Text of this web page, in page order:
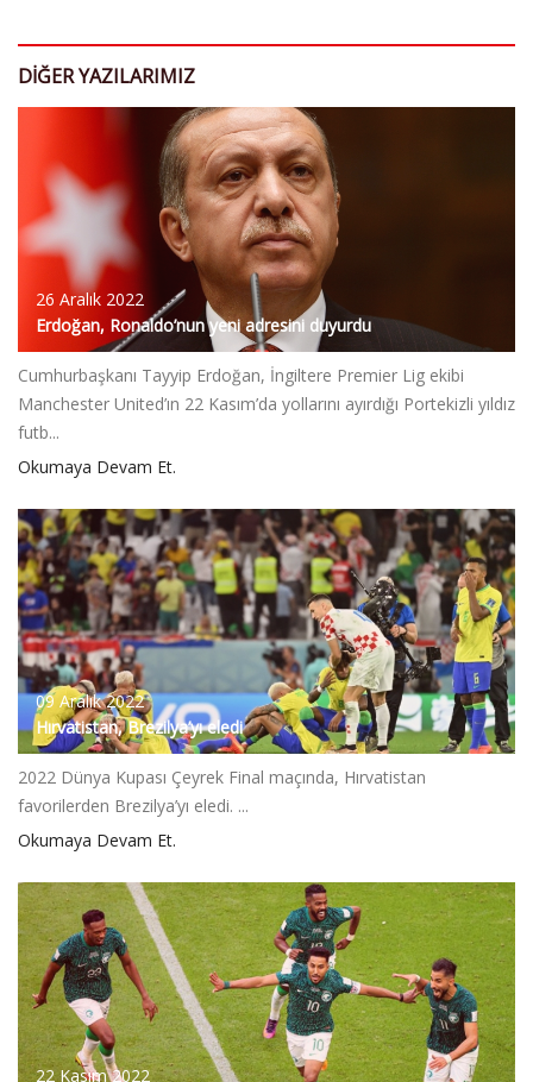
DIĞER YAZILARIMIZ
26 Aralık 2022
Erdoğan, Ronaldo’nun yeni adresini duyurdu
Cumhurbaşkanı Tayyip Erdoğan, İngiltere Premier Lig ekibi
Manchester United’ın 22 Kasım’da yollarını ayırdığı Portekizli yıldız
futb...
Okumaya Devam Et.
09 Aralık 2022
Hırvatistan, Brezilya’yı eledi
2022 Dünya Kupası Çeyrek Final maçında, Hırvatistan
favorilerden Brezilya’yı eledi. ...
Okumaya Devam Et.
22 Kasım 2022